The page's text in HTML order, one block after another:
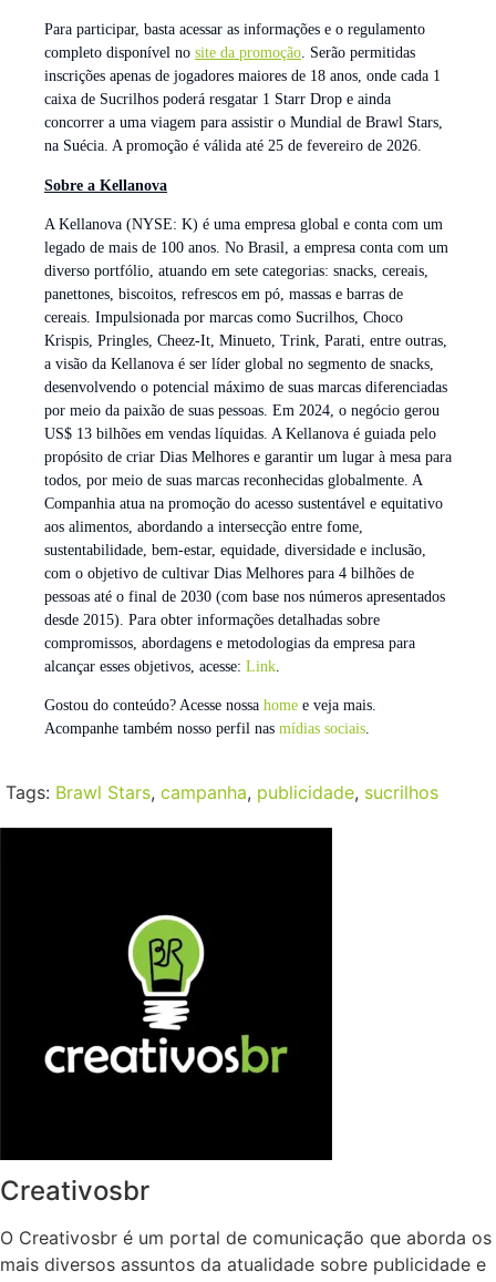
Para participar, basta acessar as informações e o regulamento
completo disponível no site da promoção. Serão permitidas
inscrições apenas de jogadores maiores de 18 anos, onde cada 1
caixa de Sucrilhos poderá resgatar 1 Starr Drop e ainda
concorrer a uma viagem para assistir o Mundial de Brawl Stars,
na Suécia. A promoção é válida até 25 de fevereiro de 2026.
Sobre a Kellanova
A Kellanova (NYSE: K) é uma empresa global e conta com um
legado de mais de 100 anos. No Brasil, a empresa conta com um
diverso portfólio, atuando em sete categorias: snacks, cereais,
panettones, biscoitos, refrescos em pó, massas e barras de
cereais. Impulsionada por marcas como Sucrilhos, Choco
Krispis, Pringles, Cheez-It, Minueto, Trink, Parati, entre outras,
a visão da Kellanova é ser líder global no segmento de snacks,
desenvolvendo o potencial máximo de suas marcas diferenciadas
por meio da paixão de suas pessoas. Em 2024, o negócio gerou
US$ 13 bilhões em vendas líquidas. A Kellanova é guiada pelo
propósito de criar Dias Melhores e garantir um lugar à mesa para
todos, por meio de suas marcas reconhecidas globalmente. A
Companhia atua na promoção do acesso sustentável e equitativo
aos alimentos, abordando a intersecção entre fome,
sustentabilidade, bem-estar, equidade, diversidade e inclusão,
com o objetivo de cultivar Dias Melhores para 4 bilhões de
pessoas até o final de 2030 (com base nos números apresentados
desde 2015). Para obter informações detalhadas sobre
compromissos, abordagens e metodologias da empresa para
alcançar esses objetivos, acesse: Link.
Gostou do conteúdo? Acesse nossa home e veja mais.
Acompanhe também nosso perfil nas mídias sociais.
Tags: Brawl Stars, campanha, publicidade, sucrilhos
Creativosbr
O Creativosbr é um portal de comunicação que aborda os
mais diversos assuntos da atualidade sobre publicidade e